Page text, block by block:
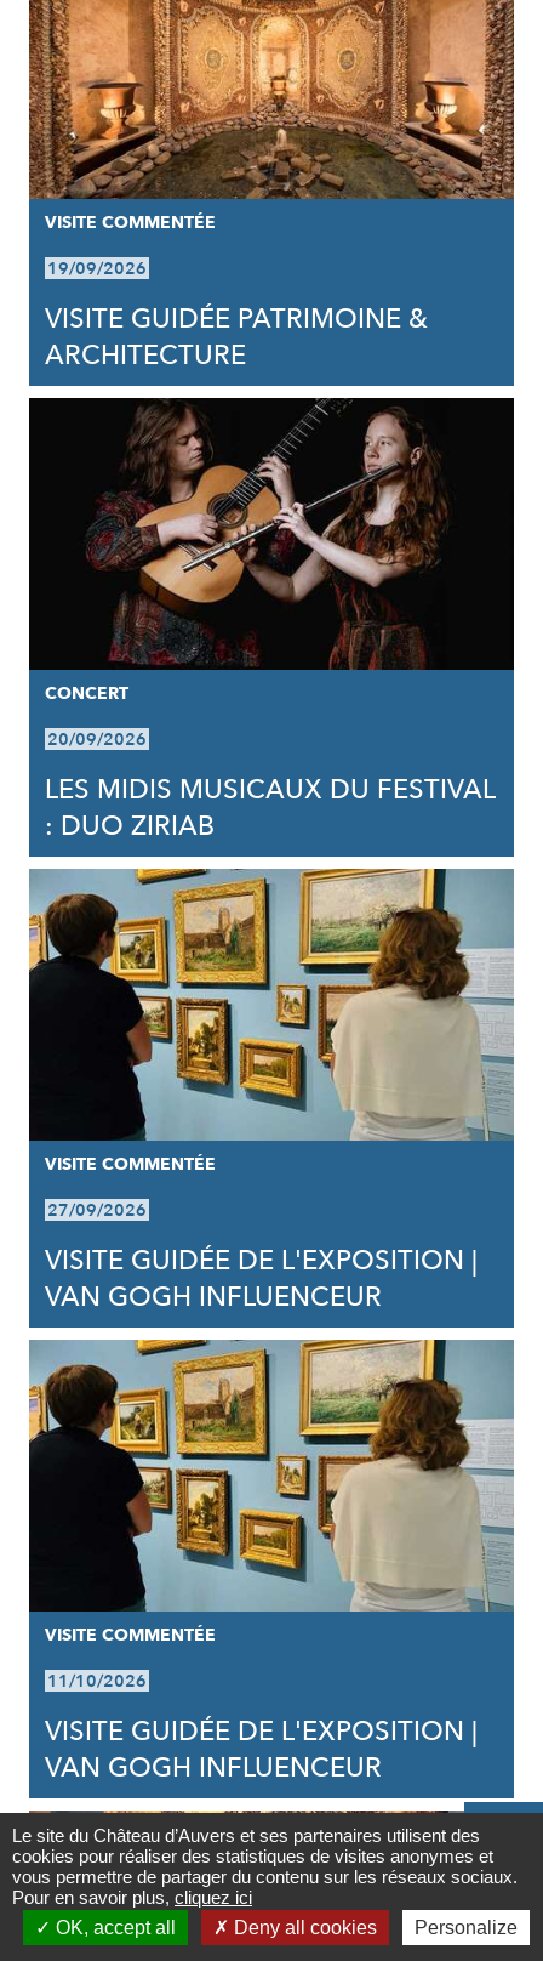
Contact

Newsletter
VISITE COMMENTÉE
19/09/2026
VISITE GUIDÉE PATRIMOINE &
ARCHITECTURE
CONCERT
20/09/2026
LES MIDIS MUSICAUX DU FESTIVAL
: DUO ZIRIAB
VISITE COMMENTÉE
27/09/2026
VISITE GUIDÉE DE L'EXPOSITION |
VAN GOGH INFLUENCEUR
VISITE COMMENTÉE
11/10/2026
VISITE GUIDÉE DE L'EXPOSITION |
VAN GOGH INFLUENCEUR
Le site du Château d’Auvers et ses partenaires utilisent des
cookies pour réaliser des statistiques de visites anonymes et
vous permettre de partager du contenu sur les réseaux sociaux.
Pour en savoir plus, cliquez ici
OK, accept all
Deny all cookies Personalize